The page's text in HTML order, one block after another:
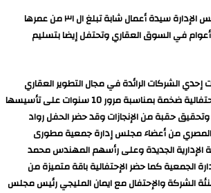
إيمان المليجى رئيس مجلس الإدارة سيدة أعمال شابة تبلغ ال ٣١ من عمرها
في السوق العقاري وتحتفل إيضا بتسليم
الشركات الرائدة في مجال التطوير العقاري
بمدينة القاهرة الجديدة إحتفالية ضخمة بمناسبة مرور 10 سنوات على تأسيسها
حقبة من الإنجازات وقد حضر الحفل رواد
المصري من أعضاء مجلس إدارة جمعية مطورى
الإدارية الجديدة وعلى رأسهم المهندس محمد
الجمعية كما حضر الإحتفالية باقة متميزة من
الشركة والإحتفال مع ايمان المليجي رئيس مجلس